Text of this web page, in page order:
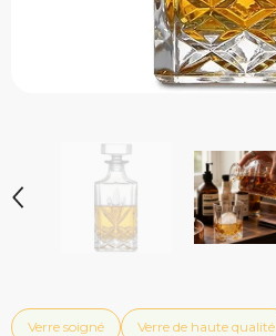
Verre soigné Verre de haute qualité